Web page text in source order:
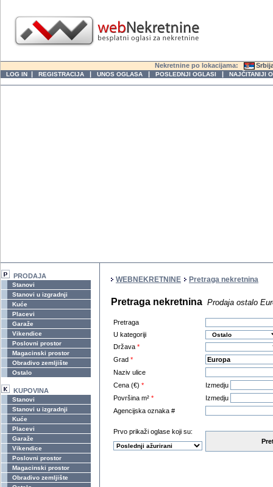
Nekretnine po lokacijama:
LOG IN | REGISTRACIJA | UNOS OGLASA | POSLEDNJI OGLASI | NAJČITANIJI
PRODAJA
Stanovi
Stanovi u izgradnji
Kuće
Placevi
Garaže
Vikendice
Poslovni prostor
Magacinski prostor
Obradivo zemljište
Ostalo
KUPOVINA
Stanovi
Stanovi u izgradnji
Kuće
Placevi
Garaže
Vikendice
Poslovni prostor
Magacinski prostor
Obradivo zemljište
WEBNEKRETNINE Pretraga nekretnina
Pretraga nekretnina Prodaja ostalo
Pretraga
U kategoriji
Država *
Grad *
Naziv ulice
Cena (€) *
Izmedju
Površina m² *
Izmedju
Agencijska oznaka #
Prvo prikaži oglase koji su: